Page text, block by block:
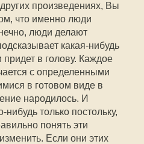
произведениях, Вы
что именно люди
люди делают
какая-нибудь
придет в голову. Каждое
с определенными
в готовом виде в
народилось. И
нибудь только постольку,
понять эти
Если они этих